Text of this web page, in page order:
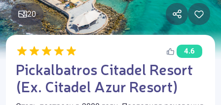
20
4.6
Pickalbatros Citadel Resort
(Ex. Citadel Azur Resort)